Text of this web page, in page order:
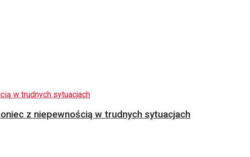
z niepewnością w trudnych sytuacjach